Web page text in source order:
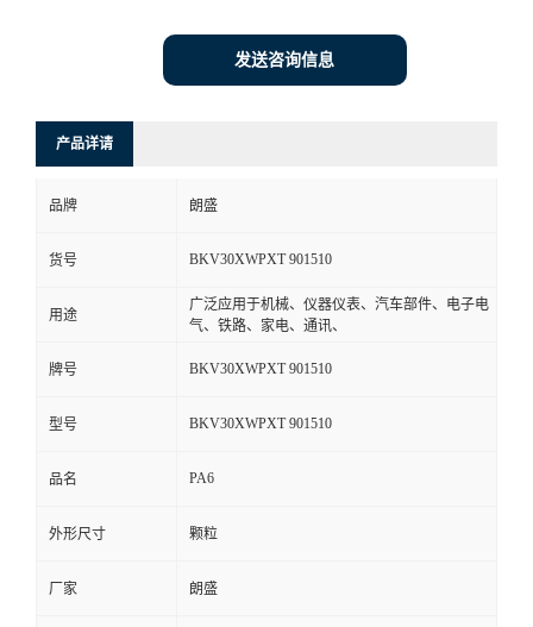
系
言
发送咨询信息
产品详请
品牌 朗盛
货号 BKV30XWPXT 901510
用途
广泛应用于机械、仪器仪表、汽车部件、电子电
气、铁路、家电、通讯、
牌号 BKV30XWPXT 901510
型号 BKV30XWPXT 901510
品名 PA6
外形尺寸 颗粒
厂家 朗盛